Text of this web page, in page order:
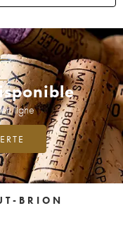
ligne
BRION